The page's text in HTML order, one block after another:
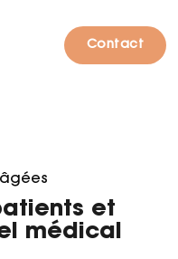
Contact
et
médical